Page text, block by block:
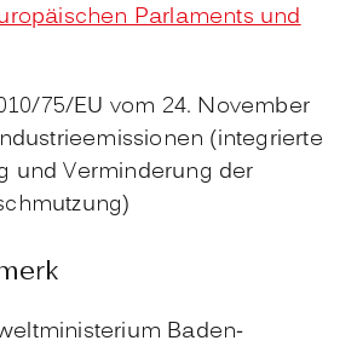
Parlaments und
75/EU vom 24. November
(integrierte
und Verminderung der
Baden-